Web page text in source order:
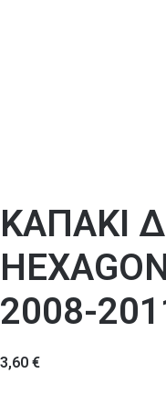
ΚΑΠΑΚΙ
2008-
3,60 €